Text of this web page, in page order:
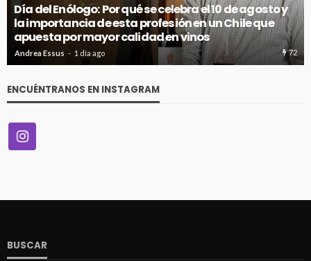
Día del Enólogo: Por qué se celebra el 10 de agosto y
la importancia de esta profesión en un Chile que
apuesta por mayor calidad en vinos
Andrea Essus 1 día ago 72
ENCUÉNTRANOS EN INSTAGRAM
BUSCAR